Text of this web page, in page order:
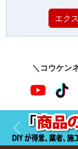
エク
＼コウケン
前へ